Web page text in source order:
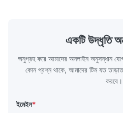
একটি উদ্ধৃতি
অনুগ্রহ করে আমাদের অনলাইন অনুসন্ধান
কোন প্রশ্ন থাকে, আমাদের টিম যত
করবে।
ইমেইল*